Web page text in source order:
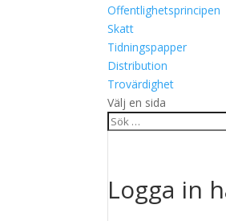
Offentlighetsprincipen
Skatt
Tidningspapper
Distribution
Trovärdighet
Välj en sida
Logga in